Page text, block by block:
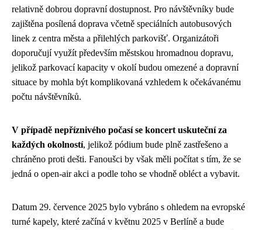
relativně dobrou dopravní dostupnost. Pro návštěvníky bude
zajištěna posílená doprava včetně speciálních autobusových
linek z centra města a přilehlých parkovišť. Organizátoři
doporučují využít především městskou hromadnou dopravu,
jelikož parkovací kapacity v okolí budou omezené a dopravní
situace by mohla být komplikovaná vzhledem k očekávanému
počtu návštěvníků.
V případě nepříznivého počasí se koncert uskuteční za
každých okolností, jelikož pódium bude plně zastřešeno a
chráněno proti dešti. Fanoušci by však měli počítat s tím, že se
jedná o open-air akci a podle toho se vhodně obléct a vybavit.
Datum 29. července 2025 bylo vybráno s ohledem na evropské
turné kapely, které začíná v květnu 2025 v Berlíně a bude